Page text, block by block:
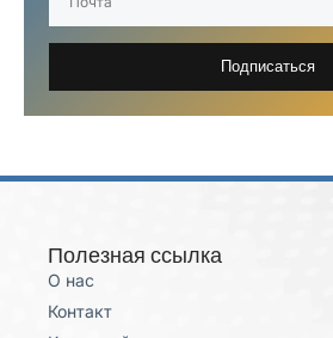
Подписаться
Полезная ссылка
О нас
Контакт